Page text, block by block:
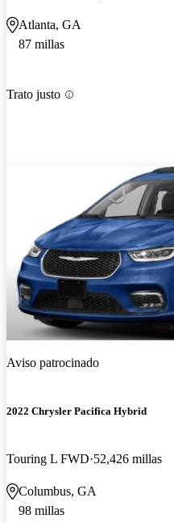
Atlanta, GA
87 millas
Trato justo
Aviso patrocinado
2022 Chrysler Pacifica Hybrid
Touring L FWD 52,426 millas
Columbus, GA
98 millas